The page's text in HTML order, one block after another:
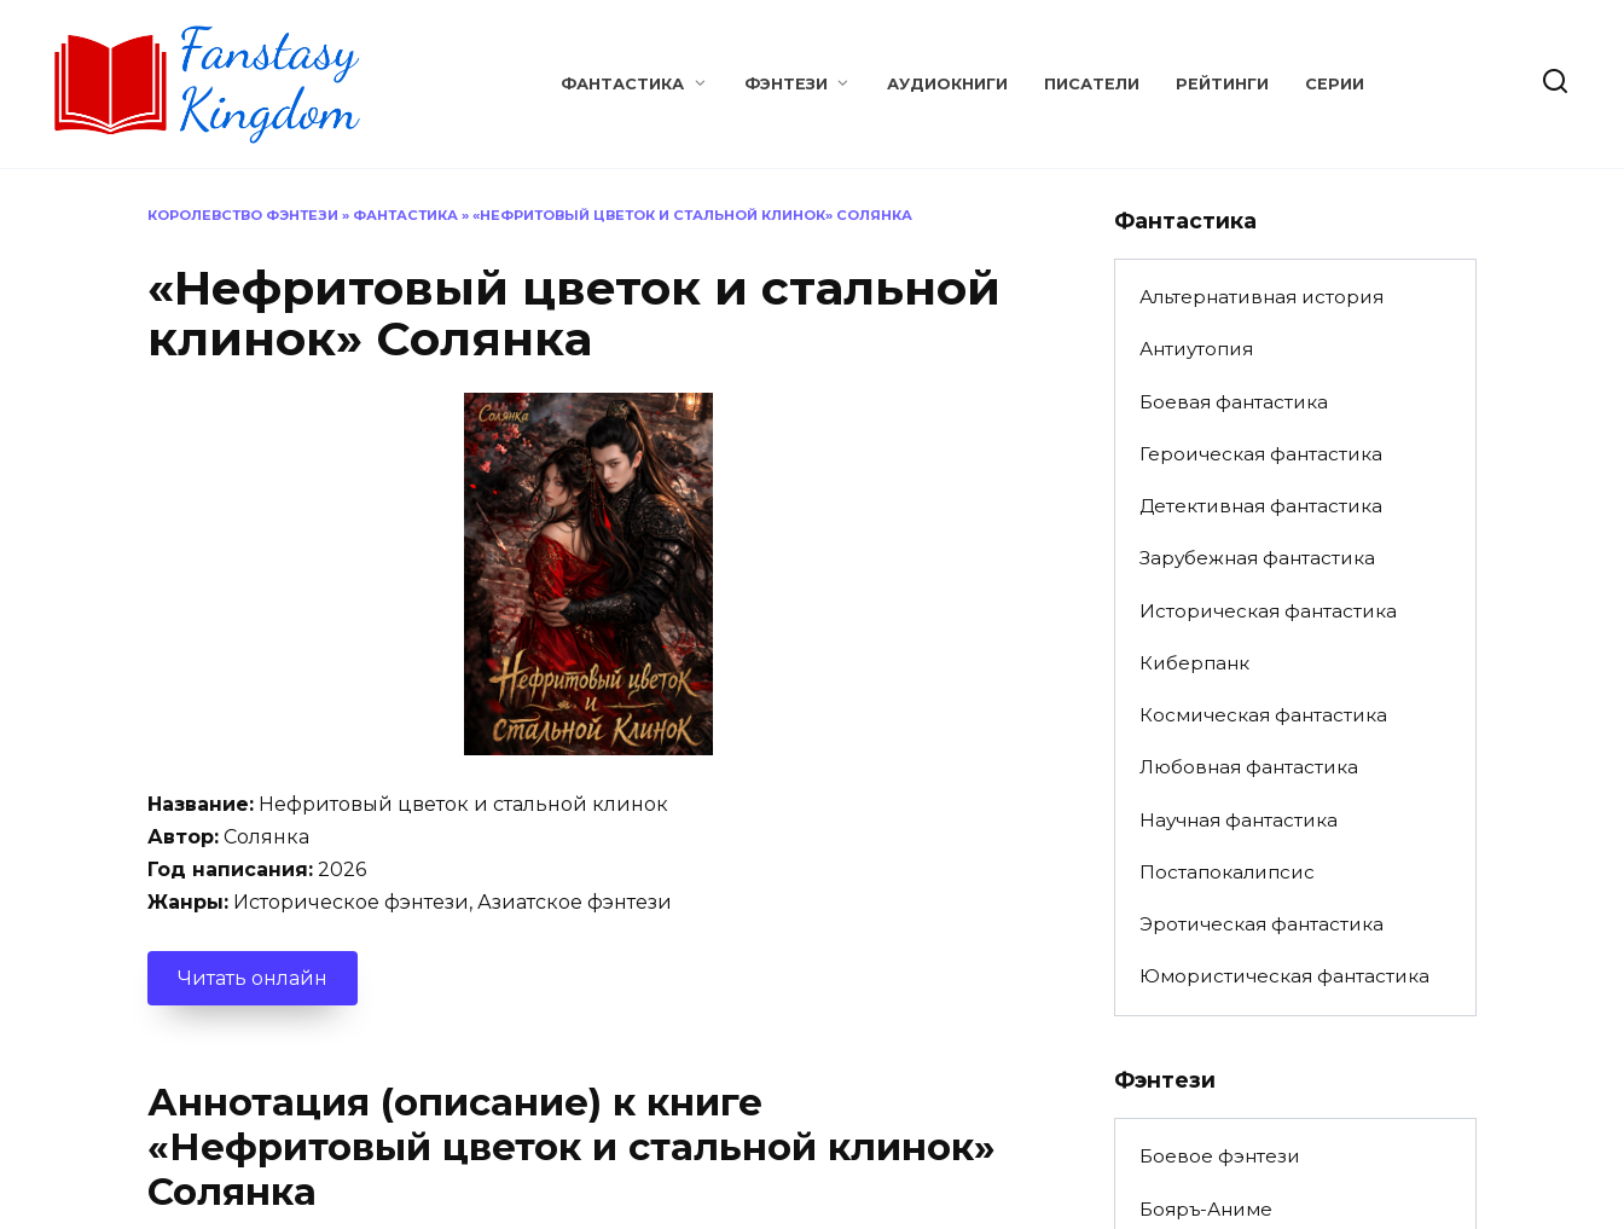
ФАНТАСТИКА ФЭНТЕЗИ АУДИОКНИГИ ПИСАТЕЛИ РЕЙТИНГИ СЕРИИ
КОРОЛЕВСТВО ФЭНТЕЗИ » ФАНТАСТИКА » «НЕФРИТОВЫЙ ЦВЕТОК И СТАЛЬНОЙ КЛИНОК» СОЛЯНКА
«Нефритовый цветок и стальной
клинок» Солянка
Название: Нефритовый цветок и стальной клинок
Автор: Солянка
Год написания: 2026
Жанры: Историческое фэнтези, Азиатское фэнтези
Читать онлайн
Аннотация (описание) к книге
«Нефритовый цветок и стальной клинок»
Солянка
Фантастика
Альтернативная история
Антиутопия
Боевая фантастика
Героическая фантастика
Детективная фантастика
Зарубежная фантастика
Историческая фантастика
Киберпанк
Космическая фантастика
Любовная фантастика
Научная фантастика
Постапокалипсис
Эротическая фантастика
Юмористическая фантастика
Фэнтези
Боевое фэнтези
Бояръ-Аниме